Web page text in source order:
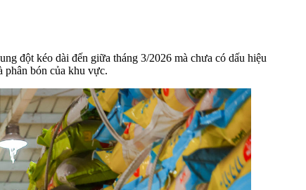
đột kéo dài đến giữa tháng 3/2026 mà chưa có dấu hiệu
phân bón của khu vực.